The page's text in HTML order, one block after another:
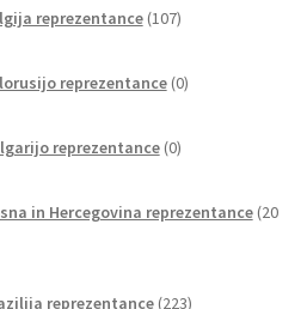
reprezentance 107izdelkov
reprezentance 0izdelkov
reprezentance 0izdelkov
in Hercegovina reprezentance 20
reprezentance 223